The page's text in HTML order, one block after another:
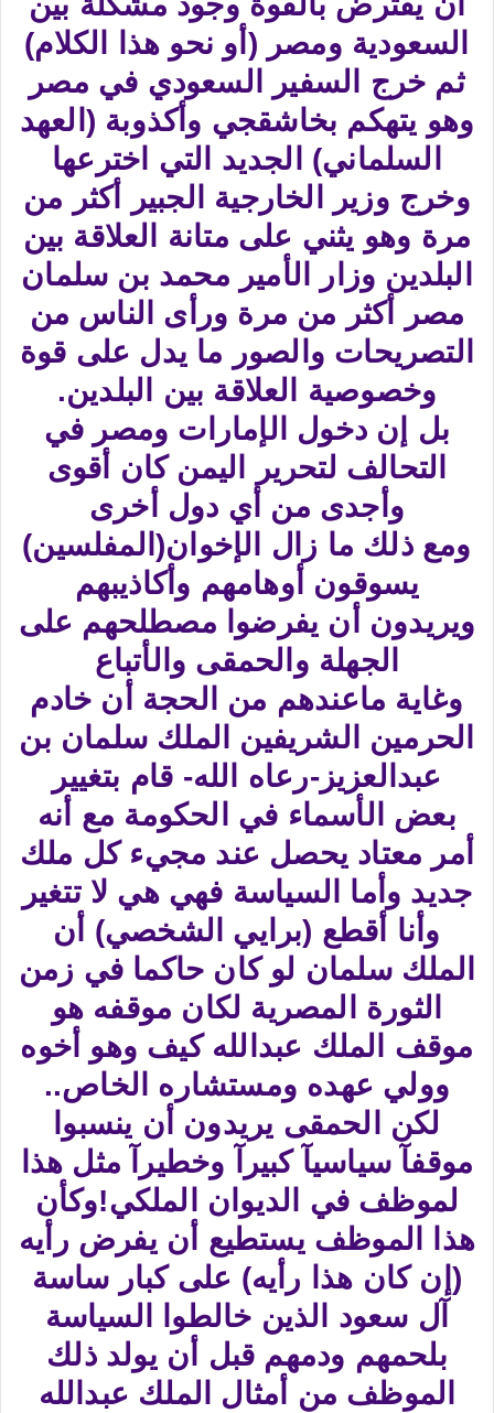
السعودية ومصر (أو نحو هذا الكلام)
ثم خرج السفير السعودي في مصر
وهو يتهكم بخاشقجي وأكذوبة (العهد
السلماني) الجديد التي اخترعها
وخرج وزير الخارجية الجبير أكثر من
مرة وهو يثني على متانة العلاقة بين
البلدين وزار الأمير محمد بن سلمان
مصر أكثر من مرة ورأى الناس من
التصريحات والصور ما يدل على قوة
وخصوصية العلاقة بين البلدين.
بل إن دخول الإمارات ومصر في
التحالف لتحرير اليمن كان أقوى
وأجدى من أي دول أخرى
ومع ذلك ما زال الإخوان(المفلسين)
يسوقون أوهامهم وأكاذيبهم
ويريدون أن يفرضوا مصطلحهم على
الجهلة والحمقى والأتباع
وغاية ماعندهم من الحجة أن خادم
الحرمين الشريفين الملك سلمان بن
عبدالعزيز-رعاه الله- قام بتغيير
بعض الأسماء في الحكومة مع أنه
أمر معتاد يحصل عند مجيء كل ملك
جديد وأما السياسة فهي هي لا تتغير
وأنا أقطع (برايي الشخصي) أن
الملك سلمان لو كان حاكما في زمن
الثورة المصرية لكان موقفه هو
موقف الملك عبدالله كيف وهو أخوه
وولي عهده ومستشاره الخاص..
لكن الحمقى يريدون أن ينسبوا
موقفآ سياسيآ كبيرآ وخطيرآ مثل هذا
لموظف في الديوان الملكي!وكأن
هذا الموظف يستطيع أن يفرض رأيه
(إن كان هذا رأيه) على كبار ساسة
آل سعود الذين خالطوا السياسة
بلحمهم ودمهم قبل أن يولد ذلك
الموظف من أمثال الملك عبدالله